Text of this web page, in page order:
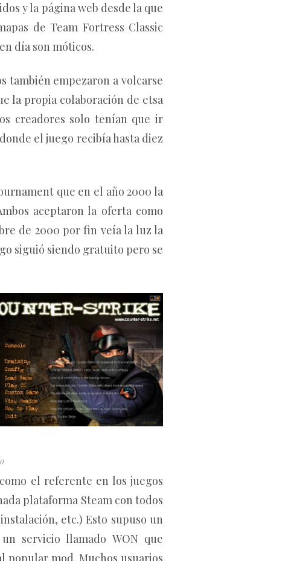
y la página web desde la que
de Team Fortress Classic
día son móticos.
también empezaron a volcarse
la propia colaboración de etsa
creadores solo tenían que ir
el juego recibía hasta diez
que en el año 2000 la
aceptaron la oferta como
de 2000 por fin veía la luz la
siguió siendo gratuito pero se
el referente en los juegos
plataforma Steam con todos
etc.) Esto supuso un
servicio llamado WON que